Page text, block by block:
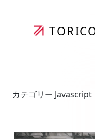
カテゴリー Javascript